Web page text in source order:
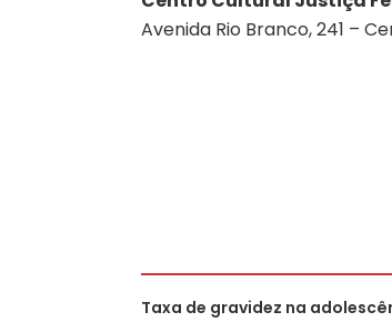
Avenida Rio Branco, 241 –
Taxa de gravidez na